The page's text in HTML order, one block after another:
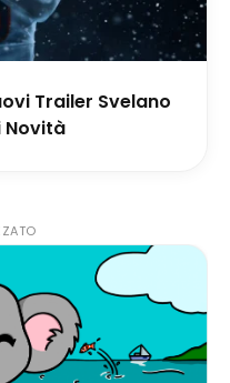
Trailer Svelano
Novità